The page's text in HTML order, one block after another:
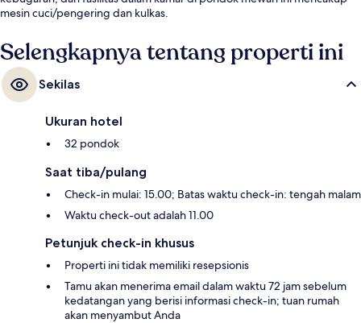
mesin cuci/pengering dan kulkas.
Selengkapnya tentang properti ini
Sekilas
Ukuran hotel
32 pondok
Saat tiba/pulang
Check-in mulai: 15.00; Batas waktu check-in: tengah malam
Waktu check-out adalah 11.00
Petunjuk check-in khusus
Properti ini tidak memiliki resepsionis
Tamu akan menerima email dalam waktu 72 jam sebelum
kedatangan yang berisi informasi check-in; tuan rumah
akan menyambut Anda